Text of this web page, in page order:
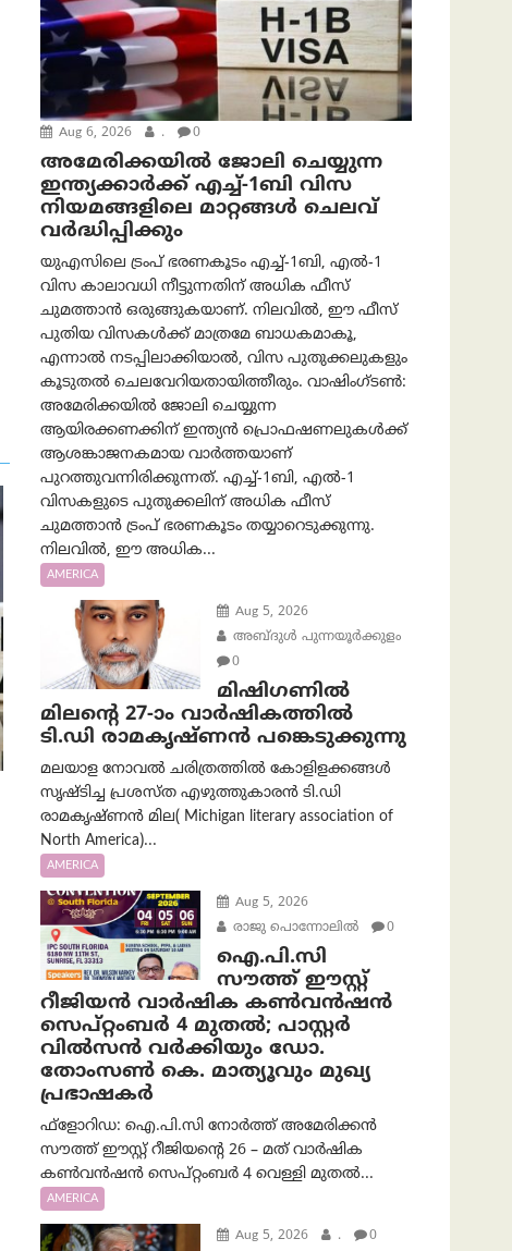
Aug 6, 2026 . 0
അമേരിക്കയില്‍ ജോലി ചെയ്യുന്ന
ഇന്ത്യക്കാർക്ക് എച്ച്-1ബി വിസ
നിയമങ്ങളിലെ മാറ്റങ്ങൾ ചെലവ്
വർദ്ധിപ്പിക്കും
യുഎസിലെ ട്രംപ് ഭരണകൂടം എച്ച്-1ബി, എൽ-1
വിസ കാലാവധി നീട്ടുന്നതിന് അധിക ഫീസ്
ചുമത്താൻ ഒരുങ്ങുകയാണ്. നിലവിൽ, ഈ ഫീസ്
പുതിയ വിസകൾക്ക് മാത്രമേ ബാധകമാകൂ,
എന്നാൽ നടപ്പിലാക്കിയാൽ, വിസ പുതുക്കലുകളും
കൂടുതൽ ചെലവേറിയതായിത്തീരും. വാഷിംഗ്ടണ്‍:
അമേരിക്കയില്‍ ജോലി ചെയ്യുന്ന
ആയിരക്കണക്കിന് ഇന്ത്യൻ പ്രൊഫഷണലുകൾക്ക്
ആശങ്കാജനകമായ വാർത്തയാണ്
പുറത്തുവന്നിരിക്കുന്നത്. എച്ച്-1ബി, എൽ-1
വിസകളുടെ പുതുക്കലിന് അധിക ഫീസ്
ചുമത്താൻ ട്രംപ് ഭരണകൂടം തയ്യാറെടുക്കുന്നു.
നിലവിൽ, ഈ അധിക...
AMERICA
Aug 5, 2026
അബ്ദുൾ പുന്നയൂർക്കുളം
0
മിഷിഗണിൽ
മിലന്റെ 27-ാം വാർഷികത്തിൽ
ടി.ഡി രാമകൃഷ്ണൻ പങ്കെടുക്കുന്നു
മലയാള നോവൽ ചരിത്രത്തിൽ കോളിളക്കങ്ങൾ
സൃഷ്ടിച്ച പ്രശസ്‌ത എഴുത്തുകാരൻ ടി.ഡി
രാമകൃഷ്ണൻ മില( Michigan literary association of
North America)...
AMERICA
Aug 5, 2026
രാജു പൊന്നോലിൽ
0
ഐ.പി.സി
സൗത്ത് ഈസ്റ്റ്
റീജിയൻ വാർഷിക കൺവൻഷൻ
സെപ്റ്റംബർ 4 മുതൽ; പാസ്റ്റർ
വിൽസൻ വർക്കിയും ഡോ.
തോംസൺ കെ. മാത്യൂവും മുഖ്യ
പ്രഭാഷകർ
ഫ്ളോറിഡ: ഐ.പി.സി നോർത്ത് അമേരിക്കൻ
സൗത്ത് ഈസ്റ്റ് റീജിയന്റെ 26 – മത് വാർഷിക
കൺവൻഷൻ സെപ്റ്റംബർ 4 വെള്ളി മുതൽ...
AMERICA
Aug 5, 2026 . 0